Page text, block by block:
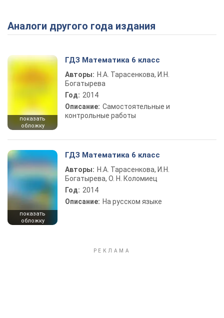
Play Video
Аналоги другого года издания
показать
обложку
ГДЗ Математика 6 класс
Авторы: Н.А. Тарасенкова, И.Н.
Богатырева
Год: 2014
Описание: Самостоятельные и
контрольные работы
показать
обложку
ГДЗ Математика 6 класс
Авторы: Н.А. Тарасенкова, И.Н.
Богатырева, О. Н. Коломиец
Год: 2014
Описание: На русском языке